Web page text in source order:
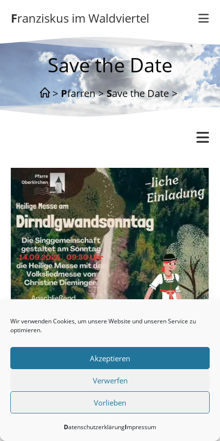
Wir verwenden Cookies, um unsere Website und unseren Service zu
optimieren.
Akzeptieren
Verwerfen
Vorlieben
Datenschutzerklärung Impressum
Inhalt
springenFranziskus im Waldviertel
Save the Date
> Pfarren > Save the Date >
Oberkirchen
Gottesdienstordnung
Kontakt
Neuigkeiten
veröffentlicht: